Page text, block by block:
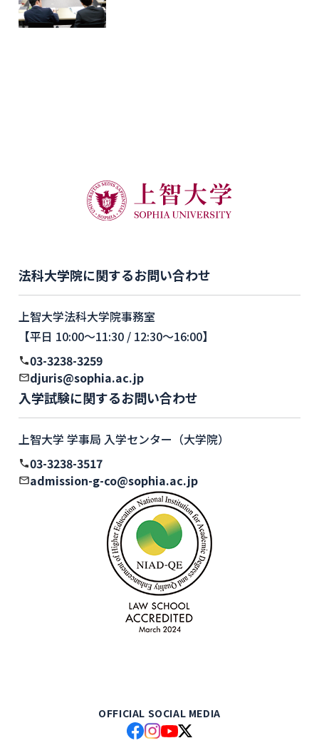
法科大学院に関するお問い合わせ
上智大学法科大学院事務室
【平日 10:00〜11:30 / 12:30〜16:00】
03-3238-3259
djuris@sophia.ac.jp
入学試験に関するお問い合わせ
上智大学 学事局 入学センター（大学院）
03-3238-3517
admission-g-co@sophia.ac.jp
OFFICIAL SOCIAL MEDIA